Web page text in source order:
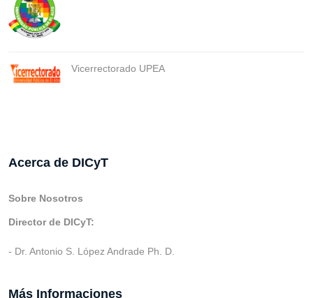
Vicerrectorado UPEA
Acerca de DICyT
Sobre Nosotros
Director de DICyT:
- Dr. Antonio S. López Andrade Ph. D.
Más Informaciones